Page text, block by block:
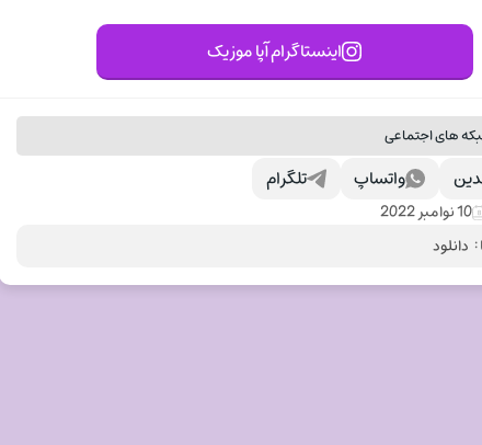
اینستاگرام آپا موزیک
های اجتماعی
تلگرام واتساپ
10 نوامبر 2022
دانلود